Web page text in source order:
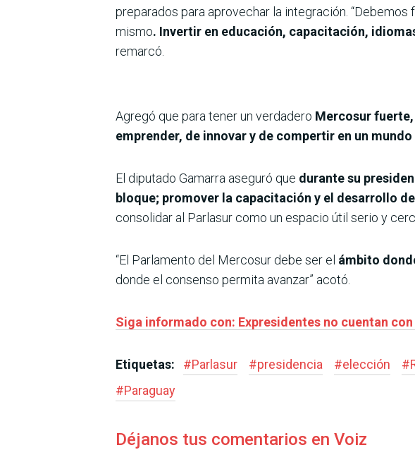
preparados para aprovechar la integración.
mismo. Invertir en educación, capacitación,
remarcó.
Agregó que para tener un verdadero Mercosur
emprender, de innovar y de compertir en un
El diputado Gamarra aseguró que durante su
bloque; promover la capacitación y el desarrollo
consolidar al Parlasur como un espacio útil serio y
“El Parlamento del Mercosur debe ser el ámbito
donde el consenso permita avanzar” acotó.
Siga informado con: Expresidentes no cuentan
Etiquetas: #Parlasur #presidencia #elección #
#Paraguay
Déjanos tus comentarios en Voiz